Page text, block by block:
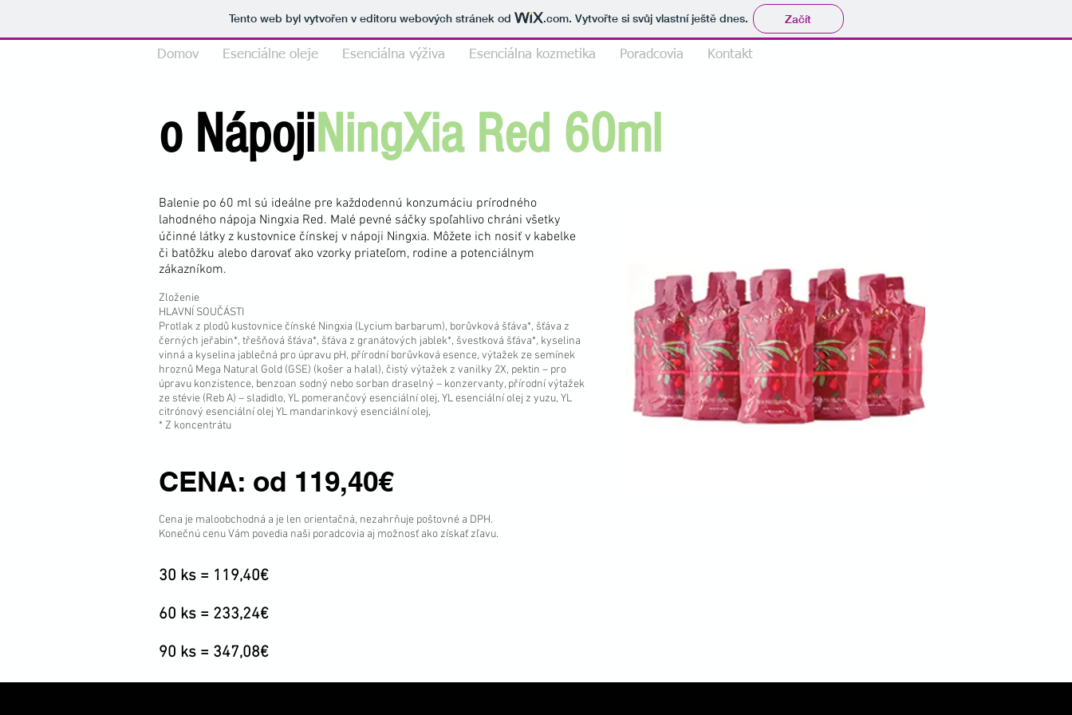
Tento web byl vytvořen v editoru webových stránek od .com. Vytvořte si svůj vlastní ještě dnes. Začít
Domov Esenciálne oleje Esenciálna výživa Esenciálna kozmetika Poradcovia Kontakt
o NápojiNingXia Red 60ml
CENA: od 119,40€
Balenie po 60 ml sú ideálne pre každodennú konzumáciu prírodného
lahodného nápoja Ningxia Red. Malé pevné sáčky spoľahlivo chráni všetky
účinné látky z kustovnice čínskej v nápoji Ningxia. Môžete ich nosiť v kabelke
či batôžku alebo darovať ako vzorky priateľom, rodine a potenciálnym
zákazníkom.
Zloženie
HLAVNÍ SOUČÁSTI
Protlak z plodů kustovnice čínské Ningxia (Lycium barbarum), borůvková šťáva*, šťáva z
černých jeřabin*, třešňová šťáva*, šťáva z granátových jablek*, švestková šťáva*, kyselina
vinná a kyselina jablečná pro úpravu pH, přírodní borůvková esence, výtažek ze semínek
hroznů Mega Natural Gold (GSE) (košer a halal), čistý výtažek z vanilky 2X, pektin – pro
úpravu konzistence, benzoan sodný nebo sorban draselný – konzervanty, přírodní výtažek
ze stévie (Reb A) – sladidlo, YL pomerančový esenciální olej, YL esenciální olej z yuzu, YL
citrónový esenciální olej YL mandarinkový esenciální olej,
* Z koncentrátu
Cena je maloobchodná a je len orientačná, nezahrňuje poštovné a DPH.
Konečnú cenu Vám povedia naši poradcovia aj možnosť ako získať zľavu.
30 ks = 119,40€
60 ks = 233,24€
90 ks = 347,08€